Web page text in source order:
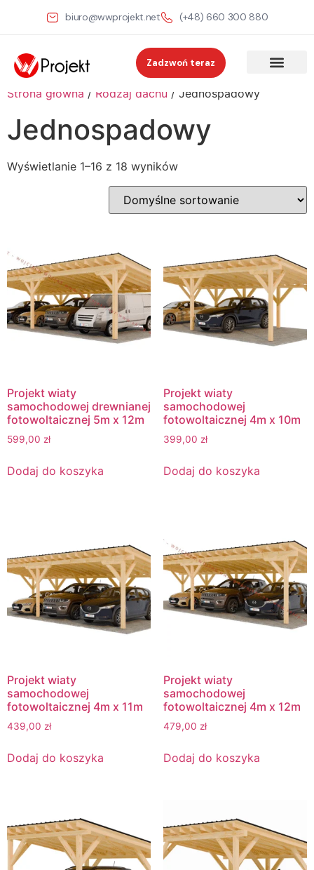
biuro@wwprojekt.net (+48) 660 300 880
Zadzwoń teraz
Strona główna / Rodzaj dachu / Jednospadowy
Jednospadowy
Wyświetlanie 1–16 z 18 wyników
Projekt wiaty
samochodowej drewnianej
fotowoltaicznej 5m x 12m
599,00 zł
Dodaj do koszyka
Projekt wiaty
samochodowej
fotowoltaicznej 4m x 10m
399,00 zł
Dodaj do koszyka
Projekt wiaty
samochodowej
fotowoltaicznej 4m x 11m
439,00 zł
Dodaj do koszyka
Projekt wiaty
samochodowej
fotowoltaicznej 4m x 12m
479,00 zł
Dodaj do koszyka